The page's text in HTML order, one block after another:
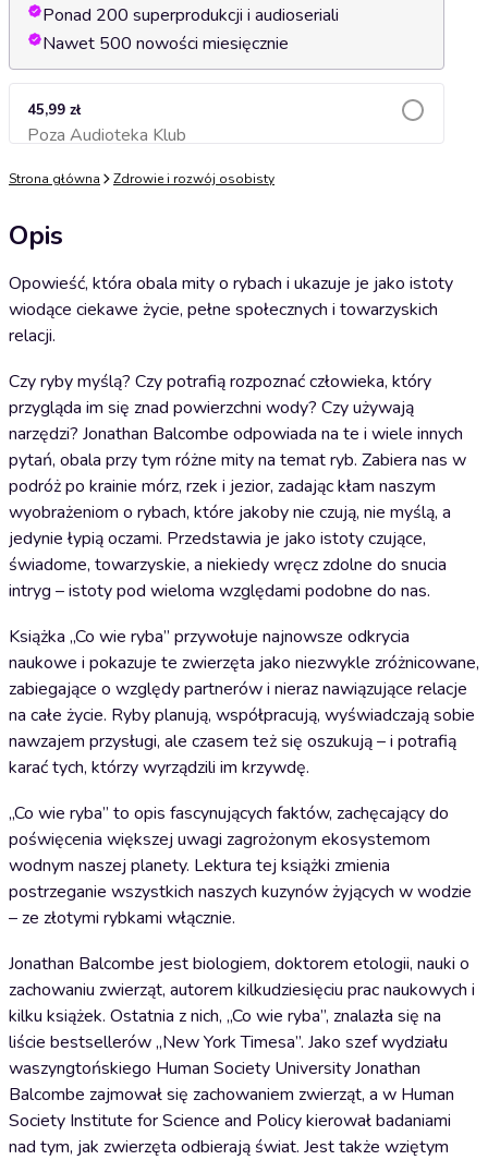
Ponad 200 superprodukcji i audioseriali
Nawet 500 nowości miesięcznie
45,99 zł
Poza Audioteka KlubDodaj do koszyka
Strona główna Zdrowie i rozwój osobisty
Opis
Opowieść, która obala mity o rybach i ukazuje je jako istoty
wiodące ciekawe życie, pełne społecznych i towarzyskich
relacji.
Czy ryby myślą? Czy potrafią rozpoznać człowieka, który
przygląda im się znad powierzchni wody? Czy używają
narzędzi? Jonathan Balcombe odpowiada na te i wiele innych
pytań, obala przy tym różne mity na temat ryb. Zabiera nas w
podróż po krainie mórz, rzek i jezior, zadając kłam naszym
wyobrażeniom o rybach, które jakoby nie czują, nie myślą, a
jedynie łypią oczami. Przedstawia je jako istoty czujące,
świadome, towarzyskie, a niekiedy wręcz zdolne do snucia
intryg – istoty pod wieloma względami podobne do nas.
Książka „Co wie ryba” przywołuje najnowsze odkrycia
naukowe i pokazuje te zwierzęta jako niezwykle zróżnicowane,
zabiegające o względy partnerów i nieraz nawiązujące relacje
na całe życie. Ryby planują, współpracują, wyświadczają sobie
nawzajem przysługi, ale czasem też się oszukują – i potrafią
karać tych, którzy wyrządzili im krzywdę.
„Co wie ryba” to opis fascynujących faktów, zachęcający do
poświęcenia większej uwagi zagrożonym ekosystemom
wodnym naszej planety. Lektura tej książki zmienia
postrzeganie wszystkich naszych kuzynów żyjących w wodzie
– ze złotymi rybkami włącznie.
Jonathan Balcombe jest biologiem, doktorem etologii, nauki o
zachowaniu zwierząt, autorem kilkudziesięciu prac naukowych i
kilku książek. Ostatnia z nich, „Co wie ryba”, znalazła się na
liście bestsellerów „New York Timesa”. Jako szef wydziału
waszyngtońskiego Human Society University Jonathan
Balcombe zajmował się zachowaniem zwierząt, a w Human
Society Institute for Science and Policy kierował badaniami
nad tym, jak zwierzęta odbierają świat. Jest także wziętym